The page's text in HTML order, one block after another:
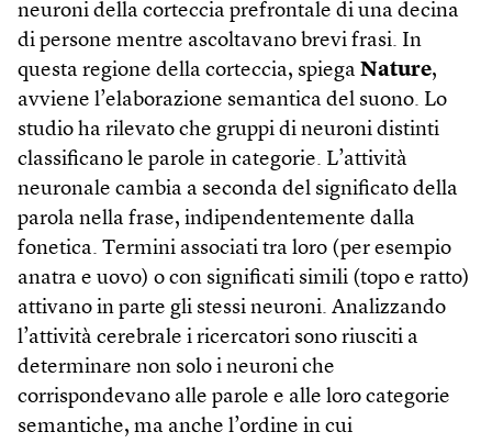
neuroni della corteccia prefrontale di una decina
di persone mentre ascoltavano brevi frasi. In
questa regione della corteccia, spiega Nature,
avviene l’elaborazione semantica del suono. Lo
studio ha rilevato che gruppi di neuroni distinti
classificano le parole in categorie. L’attività
neuronale cambia a seconda del significato della
parola nella frase, indipendentemente dalla
fonetica. Termini associati tra loro (per esempio
anatra e uovo) o con significati simili (topo e ratto)
attivano in parte gli stessi neuroni. Analizzando
l’attività cerebrale i ricercatori sono riusciti a
determinare non solo i neuroni che
corrispondevano alle parole e alle loro categorie
semantiche, ma anche l’ordine in cui